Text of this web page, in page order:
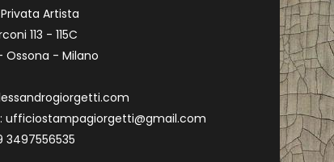
Artista
113 - 115C
Ossona - Milano
ufficiostampagiorgetti@gmail.com
3497556535